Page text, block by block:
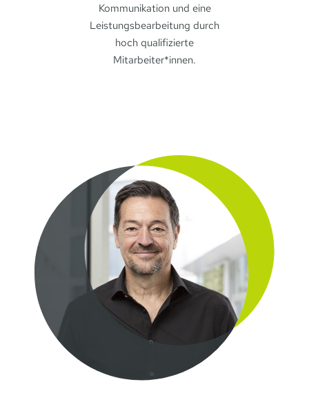
Kommunikation und eine
Leistungsbearbeitung durch
hoch qualifizierte
Mitarbeiter*innen.